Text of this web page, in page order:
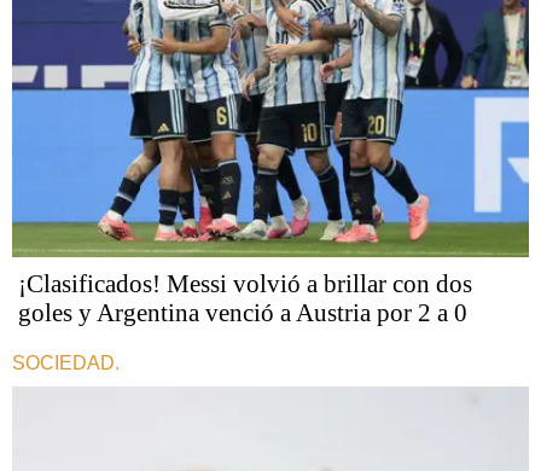
¡Clasificados! Messi volvió a brillar con dos
goles y Argentina venció a Austria por 2 a 0
SOCIEDAD.